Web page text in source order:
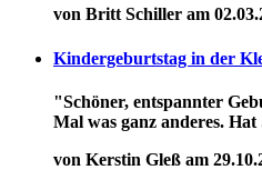
von Britt Schiller am
Kindergeburtstag in der
"Schöner, entspannter
Mal was ganz anderes.
von Kerstin Gleß am